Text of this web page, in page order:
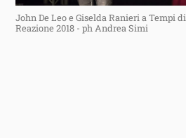
John De Leo e Giselda Ranieri a Tempi di
Reazione 2018 - ph Andrea Simi